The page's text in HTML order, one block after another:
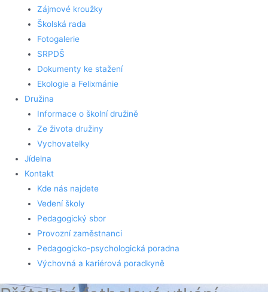
Zájmové kroužky
Školská rada
Fotogalerie
SRPDŠ
Dokumenty ke stažení
Ekologie a Felixmánie
Družina
Informace o školní družině
Ze života družiny
Vychovatelky
Jídelna
Kontakt
Kde nás najdete
Vedení školy
Pedagogický sbor
Provozní zaměstnanci
Pedagogicko-psychologická poradna
Výchovná a kariérová poradkyně